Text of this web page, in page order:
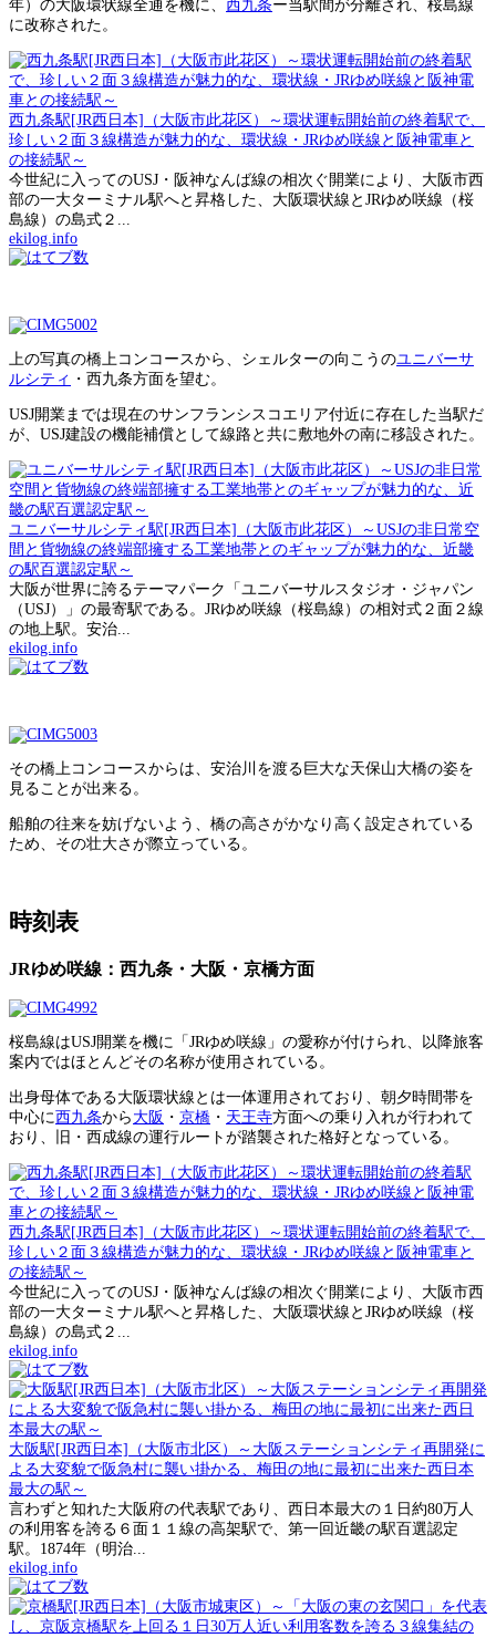
年）の大阪環状線全通を機に、 西九条ー当駅間が分離され、桜島線
に改称された。
西九条駅[JR西日本]（大阪市此花区）～環状運転開始前の終着駅で、
珍しい２面３線構造が魅力的な、環状線・JRゆめ咲線と阪神電車と
の接続駅～
今世紀に入ってのUSJ・阪神なんば線の相次ぐ開業により、大阪市西
部の一大ターミナル駅へと昇格した、大阪環状線とJRゆめ咲線（桜
島線）の島式２...
ekilog.info
上の写真の橋上コンコースから、シェルターの向こうのユニバーサ
ルシティ ・西九条方面を望む。
USJ開業までは現在のサンフランシスコエリア付近に存在した当駅だ
が、USJ建設の機能補償として線路と共に敷地外の南に移設された。
ユニバーサルシティ駅[JR西日本]（大阪市此花区）～USJの非日常空
間と貨物線の終端部擁する工業地帯とのギャップが魅力的な、近畿
の駅百選認定駅～
大阪が世界に誇るテーマパーク「ユニバーサルスタジオ・ジャパン
（USJ）」の最寄駅である。JRゆめ咲線（桜島線）の相対式２面２線
の地上駅。安治...
ekilog.info
その橋上コンコースからは、安治川を渡る巨大な天保山大橋の姿を
見ることが出来る。
船舶の往来を妨げないよう、橋の高さがかなり高く設定されている
ため、その壮大さが際立っている。
時刻表
JRゆめ咲線：西九条・大阪・京橋方面
桜島線はUSJ開業を機に「JRゆめ咲線」の愛称が付けられ、以降旅客
案内ではほとんどその名称が使用されている。
出身母体である大阪環状線とは一体運用されており、朝夕時間帯を
中心に西九条から 大阪 ・ 京橋 ・ 天王寺方面への乗り入れが行われて
おり、旧・西成線の運行ルートが踏襲された格好となっている。
西九条駅[JR西日本]（大阪市此花区）～環状運転開始前の終着駅で、
珍しい２面３線構造が魅力的な、環状線・JRゆめ咲線と阪神電車と
の接続駅～
今世紀に入ってのUSJ・阪神なんば線の相次ぐ開業により、大阪市西
部の一大ターミナル駅へと昇格した、大阪環状線とJRゆめ咲線（桜
島線）の島式２...
ekilog.info
大阪駅[JR西日本]（大阪市北区）～大阪ステーションシティ再開発に
よる大変貌で阪急村に襲い掛かる、梅田の地に最初に出来た西日本
最大の駅～
言わずと知れた大阪府の代表駅であり、西日本最大の１日約80万人
の利用客を誇る６面１１線の高架駅で、第一回近畿の駅百選認定
駅。1874年（明治...
ekilog.info